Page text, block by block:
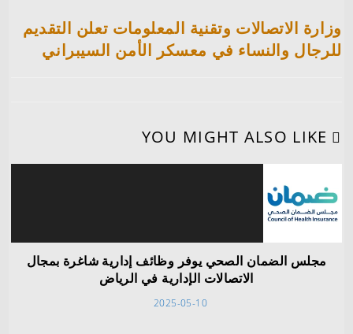
وزارة الاتصالات وتقنية المعلومات تعلن التقديم
للرجال والنساء في معسكر الأمن السيبراني
YOU MIGHT ALSO LIKE
مجلس الضمان الصحي يوفر وظائف إدارية شاغرة بمجال
الاتصالات الإدارية في الرياض
2025-05-10